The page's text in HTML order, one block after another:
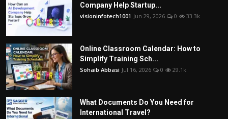
Company Help Startup...
visioninfotech1001 Jun 29, 2026 0 33.3k
Online Classroom Calendar: How to
Simplify Training Sch...
Sohaib Abbasi Jul 16, 2026 0 29.1k
What Documents Do You Need for
International Travel?